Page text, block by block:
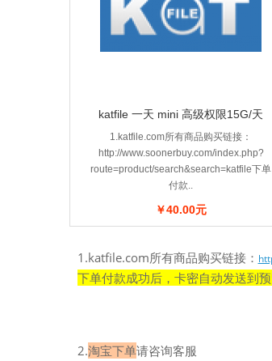
katfile 一天 mini 高级权限15G/天
1.katfile.com所有商品购买链接：
http://www.soonerbuy.com/index.php?
route=product/search&search=katfile下单
付款..
￥40.00元
1.katfile.com所有商品购买链接：
下单付款成功后，卡密自动发送到
2.淘宝下单请咨询客服